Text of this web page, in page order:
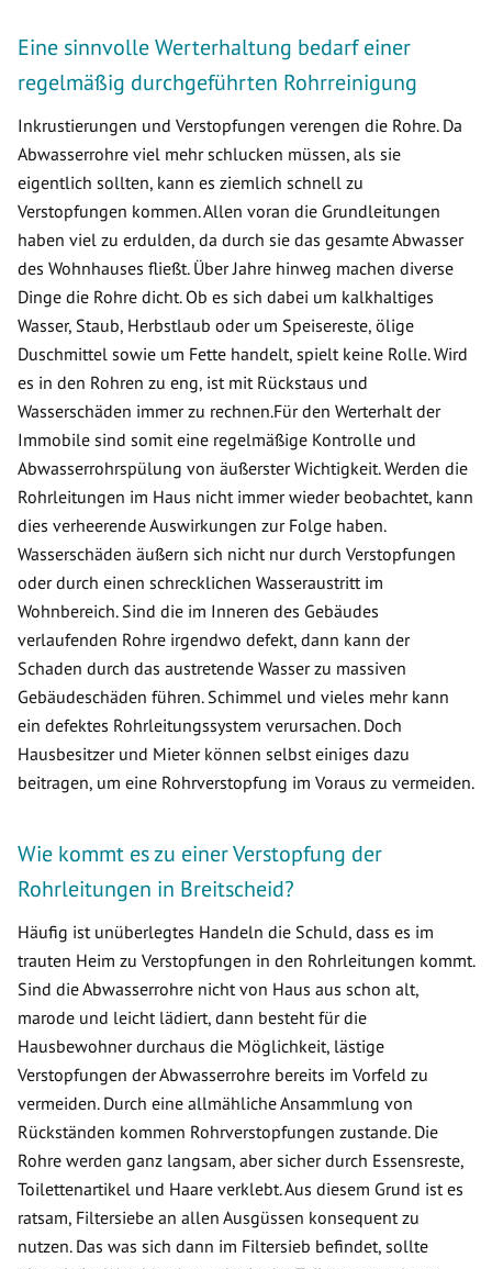
Eine sinnvolle Werterhaltung bedarf einer
regelmäßig durchgeführten Rohrreinigung
Inkrustierungen und Verstopfungen verengen die Rohre. Da
Abwasserrohre viel mehr schlucken müssen, als sie
eigentlich sollten, kann es ziemlich schnell zu
Verstopfungen kommen. Allen voran die Grundleitungen
haben viel zu erdulden, da durch sie das gesamte Abwasser
des Wohnhauses fließt. Über Jahre hinweg machen diverse
Dinge die Rohre dicht. Ob es sich dabei um kalkhaltiges
Wasser, Staub, Herbstlaub oder um Speisereste, ölige
Duschmittel sowie um Fette handelt, spielt keine Rolle. Wird
es in den Rohren zu eng, ist mit Rückstaus und
Wasserschäden immer zu rechnen.Für den Werterhalt der
Immobile sind somit eine regelmäßige Kontrolle und
Abwasserrohrspülung von äußerster Wichtigkeit. Werden die
Rohrleitungen im Haus nicht immer wieder beobachtet, kann
dies verheerende Auswirkungen zur Folge haben.
Wasserschäden äußern sich nicht nur durch Verstopfungen
oder durch einen schrecklichen Wasseraustritt im
Wohnbereich. Sind die im Inneren des Gebäudes
verlaufenden Rohre irgendwo defekt, dann kann der
Schaden durch das austretende Wasser zu massiven
Gebäudeschäden führen. Schimmel und vieles mehr kann
ein defektes Rohrleitungssystem verursachen. Doch
Hausbesitzer und Mieter können selbst einiges dazu
beitragen, um eine Rohrverstopfung im Voraus zu vermeiden.
Wie kommt es zu einer Verstopfung der
Rohrleitungen in Breitscheid?
Häufig ist unüberlegtes Handeln die Schuld, dass es im
trauten Heim zu Verstopfungen in den Rohrleitungen kommt.
Sind die Abwasserrohre nicht von Haus aus schon alt,
marode und leicht lädiert, dann besteht für die
Hausbewohner durchaus die Möglichkeit, lästige
Verstopfungen der Abwasserrohre bereits im Vorfeld zu
vermeiden. Durch eine allmähliche Ansammlung von
Rückständen kommen Rohrverstopfungen zustande. Die
Rohre werden ganz langsam, aber sicher durch Essensreste,
Toilettenartikel und Haare verklebt. Aus diesem Grund ist es
ratsam, Filtersiebe an allen Ausgüssen konsequent zu
nutzen. Das was sich dann im Filtersieb befindet, sollte